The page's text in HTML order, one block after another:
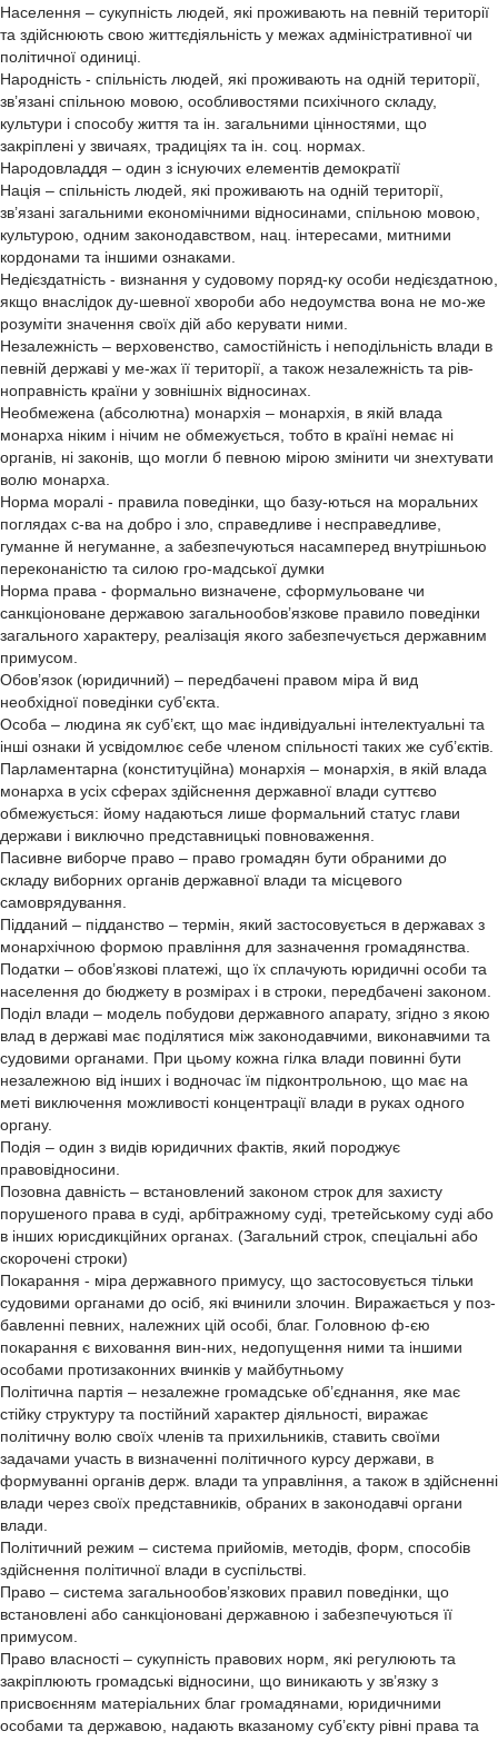
Населення – сукупність людей, які проживають на певній території
та здійснюють свою життєдіяльність у межах адміністративної чи
політичної одиниці.
Народність - спільність людей, які проживають на одній території,
зв’язані спільною мовою, особливостями психічного складу,
культури і способу життя та ін. загальними цінностями, що
закріплені у звичаях, традиціях та ін. соц. нормах.
Народовладдя – один з існуючих елементів демократії
Нація – спільність людей, які проживають на одній території,
зв’язані загальними економічними відносинами, спільною мовою,
культурою, одним законодавством, нац. інтересами, митними
кордонами та іншими ознаками.
Недієздатність - визнання у судовому поряд-ку особи недієздатною,
якщо внаслідок ду-шевної хвороби або недоумства вона не мо-же
розуміти значення своїх дій або керувати ними.
Незалежність – верховенство, самостійність і неподільність влади в
певній державі у ме-жах її території, а також незалежність та рів-
ноправність країни у зовнішніх відносинах.
Необмежена (абсолютна) монархія – монархія, в якій влада
монарха ніким і нічим не обмежується, тобто в країні немає ні
органів, ні законів, що могли б певною мірою змінити чи знехтувати
волю монарха.
Норма моралі - правила поведінки, що базу-ються на моральних
поглядах с-ва на добро і зло, справедливе і несправедливе,
гуманне й негуманне, а забезпечуються насамперед внутрішньою
переконаністю та силою гро-мадської думки
Норма права - формально визначене, сформульоване чи
санкціоноване державою загальнообов’язкове правило поведінки
загального характеру, реалізація якого забезпечується державним
примусом.
Обов’язок (юридичний) – передбачені правом міра й вид
необхідної поведінки суб’єкта.
Особа – людина як суб’єкт, що має індивідуальні інтелектуальні та
інші ознаки й усвідомлює себе членом спільності таких же суб’єктів.
Парламентарна (конституційна) монархія – монархія, в якій влада
монарха в усіх сферах здійснення державної влади суттєво
обмежується: йому надаються лише формальний статус глави
держави і виключно представницькі повноваження.
Пасивне виборче право – право громадян бути обраними до
складу виборних органів державної влади та місцевого
самоврядування.
Підданий – підданство – термін, який застосовується в державах з
монархічною формою правління для зазначення громадянства.
Податки – обов’язкові платежі, що їх сплачують юридичні особи та
населення до бюджету в розмірах і в строки, передбачені законом.
Поділ влади – модель побудови державного апарату, згідно з якою
влад в державі має поділятися між законодавчими, виконавчими та
судовими органами. При цьому кожна гілка влади повинні бути
незалежною від інших і водночас їм підконтрольною, що має на
меті виключення можливості концентрації влади в руках одного
органу.
Подія – один з видів юридичних фактів, який породжує
правовідносини.
Позовна давність – встановлений законом строк для захисту
порушеного права в суді, арбітражному суді, третейському суді або
в інших юрисдикційних органах. (Загальний строк, спеціальні або
скорочені строки)
Покарання - міра державного примусу, що застосовується тільки
судовими органами до осіб, які вчинили злочин. Виражається у поз-
бавленні певних, належних цій особі, благ. Головною ф-єю
покарання є виховання вин-них, недопущення ними та іншими
особами протизаконних вчинків у майбутньому
Політична партія – незалежне громадське об’єднання, яке має
стійку структуру та постійний характер діяльності, виражає
політичну волю своїх членів та прихильників, ставить своїми
задачами участь в визначенні політичного курсу держави, в
формуванні органів держ. влади та управління, а також в здійсненні
влади через своїх представників, обраних в законодавчі органи
влади.
Політичний режим – система прийомів, методів, форм, способів
здійснення політичної влади в суспільстві.
Право – система загальнообов’язкових правил поведінки, що
встановлені або санкціоновані державною і забезпечуються її
примусом.
Право власності – сукупність правових норм, які регулюють та
закріплюють громадські відносини, що виникають у зв’язку з
присвоєнням матеріальних благ громадянами, юридичними
особами та державою, надають вказаному суб’єкту рівні права та